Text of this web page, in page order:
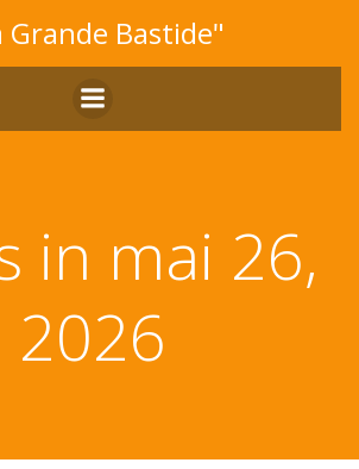
au
contenu
Grande Bastide"
in mai 26,
2026